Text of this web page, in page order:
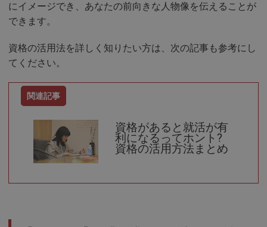
にイメージでき、あなたの前向きな人物像を伝えることが
できます。
資格の活用法を詳しく知りたい方は、次の記事も参考にし
てください。
資格があると就活が有
利になるってホント?
資格の活用方法まとめ